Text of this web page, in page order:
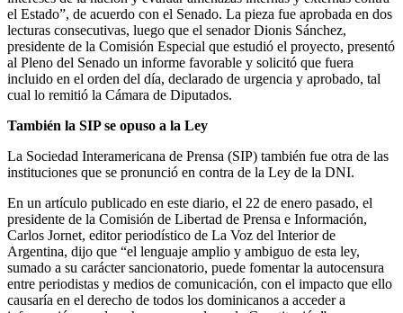
el Estado”, de acuerdo con el Senado. La pieza fue aprobada en dos
lecturas consecutivas, luego que el senador Dionis Sánchez,
presidente de la Comisión Especial que estudió el proyecto, presentó
al Pleno del Senado un informe favorable y solicitó que fuera
incluido en el orden del día, declarado de urgencia y aprobado, tal
cual lo remitió la Cámara de Diputados.
También la SIP se opuso a la Ley
La Sociedad Interamericana de Prensa (SIP) también fue otra de las
instituciones que se pronunció en contra de la Ley de la DNI.
En un artículo publicado en este diario, el 22 de enero pasado, el
presidente de la Comisión de Libertad de Prensa e Información,
Carlos Jornet, editor periodístico de La Voz del Interior de
Argentina, dijo que “el lenguaje amplio y ambiguo de esta ley,
sumado a su carácter sancionatorio, puede fomentar la autocensura
entre periodistas y medios de comunicación, con el impacto que ello
causaría en el derecho de todos los dominicanos a acceder a